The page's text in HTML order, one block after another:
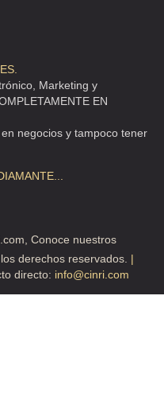
Marketing y
EN
negocios y tampoco tener
Conoce nuestros
derechos reservados. |
directo: info@cinri.com